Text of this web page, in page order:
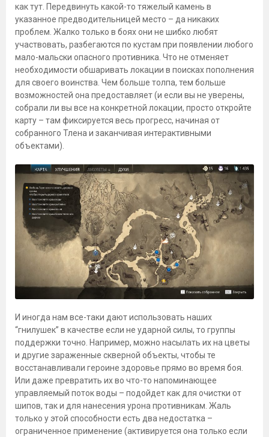
как тут. Передвинуть какой-то тяжелый камень в
указанное предводительницей место – да никаких
проблем. Жалко только в боях они не шибко любят
участвовать, разбегаются по кустам при появлении любого
мало-мальски опасного противника. Что не отменяет
необходимости обшаривать локации в поисках пополнения
для своего воинства. Чем больше толпа, тем больше
возможностей она предоставляет (и если вы не уверены,
собрали ли вы все на конкретной локации, просто откройте
карту – там фиксируется весь прогресс, начиная от
собранного Тлена и заканчивая интерактивными
объектами).
И иногда нам все-таки дают использовать наших
“гнилушек” в качестве если не ударной силы, то группы
поддержки точно. Например, можно насылать их на цветы
и другие зараженные скверной объекты, чтобы те
восстанавливали героине здоровье прямо во время боя.
Или даже превратить их во что-то напоминающее
управляемый поток воды – подойдет как для очистки от
шипов, так и для нанесения урона противникам. Жаль
только у этой способности есть два недостатка –
ограниченное применение (активируется она только если